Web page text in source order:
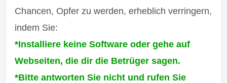
Chancen, Opfer zu werden, erheblich verringern,
indem Sie:
*Installiere keine Software oder gehe auf
Webseiten, die dir die Betrüger sagen.
*Bitte antworten Sie nicht und rufen Sie